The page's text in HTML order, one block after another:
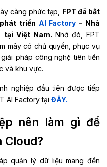
càng phức tạp, FPT đã bắt
triển AI Factory - Nhà
tại Việt Nam. Nhờ đó, FPT
mâycó chủ quyền ,phục vụ
pháp công nghệ tiên tiến
và khu vực.
nghiệp đầu tiên được tiếp
AI Factory tại ĐÂY.
nên làm gì để
Cloud?
quản lý dữ liệu mang đến